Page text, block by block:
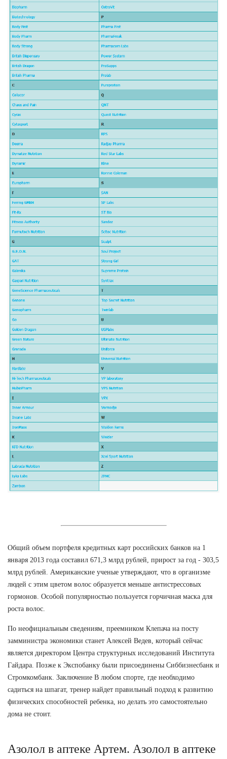
Общий объем портфеля кредитных карт российских банков на 1
января 2013 года составил 671,3 млрд рублей, прирост за год - 303,5
млрд рублей. Американские ученые утверждают, что в организме
людей с этим цветом волос образуется меньше антистрессовых
гормонов. Особой популярностью пользуется горчичная маска для
роста волос.
По неофициальным сведениям, преемником Клепача на посту
замминистра экономики станет Алексей Ведев, который сейчас
является директором Центра структурных исследований Института
Гайдара. Позже к Экспобанку были присоединены Сиббизнесбанк и
Стромкомбанк. Заключение В любом спорте, где необходимо
садиться на шпагат, тренер найдет правильный подход к развитию
физических способностей ребенка, но делать это самостоятельно
дома не стоит.
Азолол в аптеке Артем. Азолол в аптеке